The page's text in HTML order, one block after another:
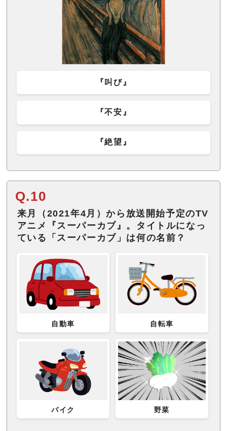
『叫び』
『不安』
『絶望』
Q.10
来月（2021年4月）から放送開始予定のTV
アニメ『スーパーカブ』。タイトルになっ
ている「スーパーカブ」は何の名前？
自動車 自転車
バイク 野菜